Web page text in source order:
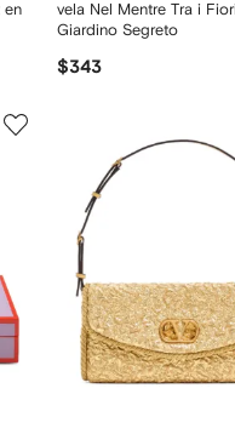
en
vela Nel Mentre Tra i
Giardino Segreto
$343